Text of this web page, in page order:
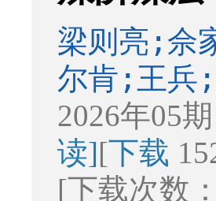
梁则亮;佘
尔肯;王兵;
2026年05
读][下载
[下载次数：